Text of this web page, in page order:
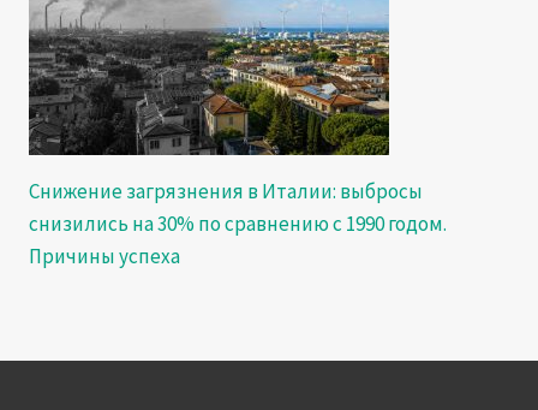
Снижение загрязнения в Италии: выбросы
снизились на 30% по сравнению с 1990 годом.
Причины успеха